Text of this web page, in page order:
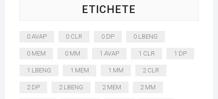
ETICHETE
0 AVAP 0 CLR 0 DP 0 LBENG
0 MEM 0 MM 1 AVAP 1 CLR 1 DP
1 LBENG 1 MEM 1 MM 2 CLR
2 DP 2 LBENG 2 MEM 2 MM